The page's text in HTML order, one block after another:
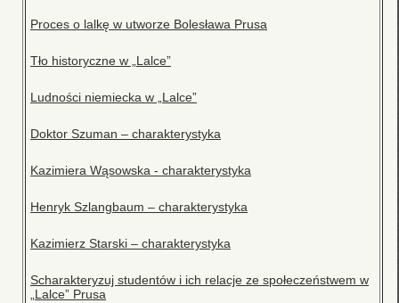
Proces o lalkę w utworze Bolesława Prusa
Tło historyczne w „Lalce”
Ludności niemiecka w „Lalce”
Doktor Szuman – charakterystyka
Kazimiera Wąsowska - charakterystyka
Henryk Szlangbaum – charakterystyka
Kazimierz Starski – charakterystyka
Scharakteryzuj studentów i ich relacje ze społeczeństwem w
„Lalce” Prusa